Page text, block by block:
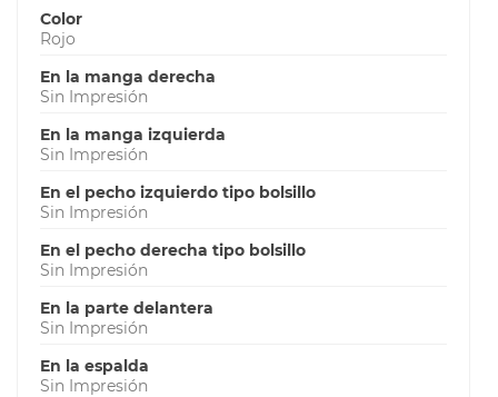
Color
Rojo
En la manga derecha
Sin Impresión
En la manga izquierda
Sin Impresión
En el pecho izquierdo tipo bolsillo
Sin Impresión
En el pecho derecha tipo bolsillo
Sin Impresión
En la parte delantera
Sin Impresión
En la espalda
Sin Impresión